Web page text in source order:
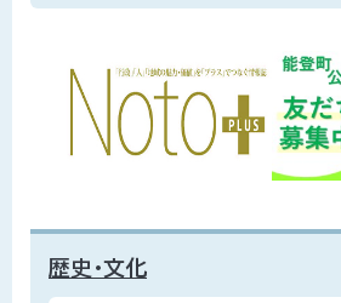
歴史・文化